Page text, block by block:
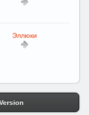
Эллюки